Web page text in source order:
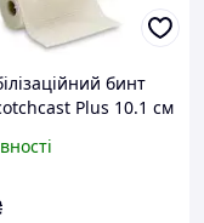
бинт
Plus 10.1 см